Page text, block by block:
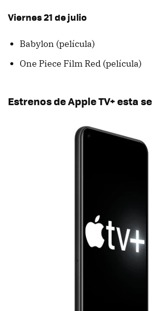
Viernes 21 de julio
Babylon (película)
One Piece Film Red (película)
Estrenos de Apple TV+ esta